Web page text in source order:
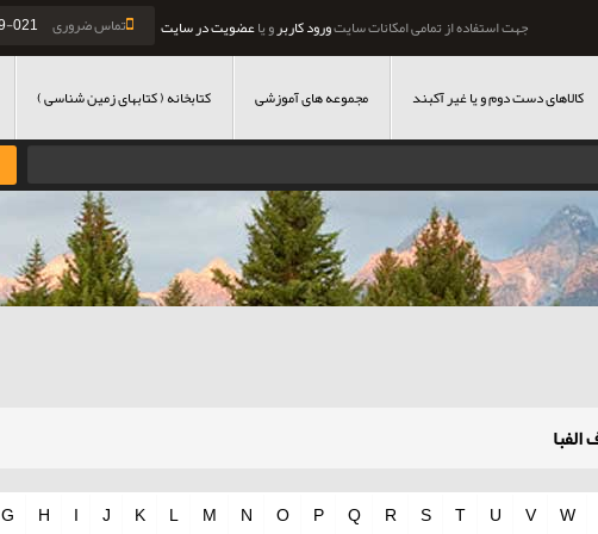
تماس ضروری 021-88903039 جهت استفاده از تمامی امکانات سایتورود کاربرو یاعضویت در سایت
کالاهای دست دوم و یا غیر آکبند مجموعه های آموزشی کتابخانه ( کتابهای زمین شناسی )
G H I J K L M N O P Q R S T U V W